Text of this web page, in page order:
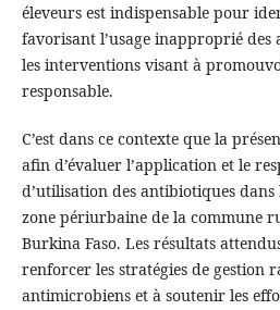
éleveurs est indispensable pour
favorisant l’usage inapproprié
les interventions visant à
responsable.
C’est dans ce contexte que la
afin d’évaluer l’application et le
d’utilisation des antibiotiques dans
zone périurbaine de la commune
Burkina Faso. Les résultats
renforcer les stratégies de gestion
antimicrobiens et à soutenir les